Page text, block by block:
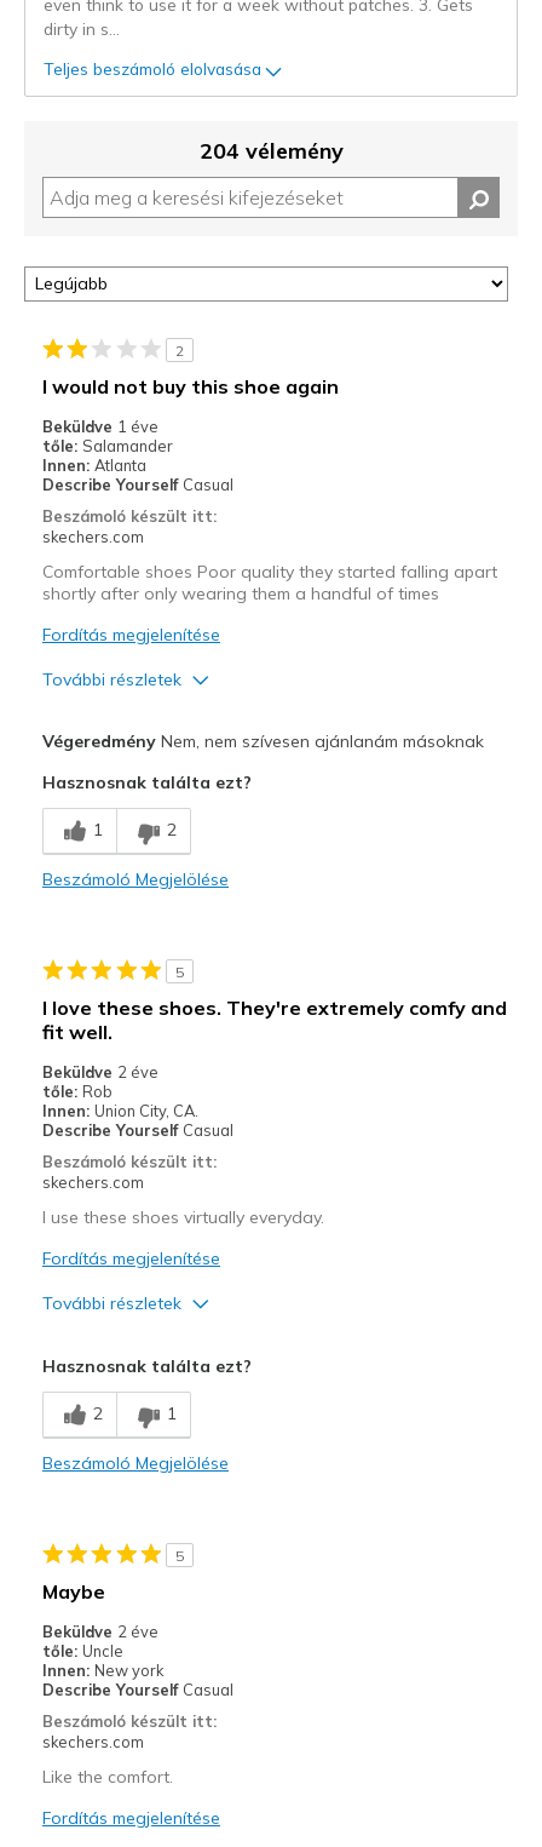
dirty in s
Teljes beszámoló elolvasása
204 vélemény
2
I would not buy this shoe again
Beküldve 1 éve
tőle: Salamander
Innen: Atlanta
Describe Yourself Casual
Beszámoló készült itt:
skechers.com
Comfortable shoes Poor quality they started falling apart
shortly after only wearing them a handful of times
Fordítás megjelenítése
További részletek
Wear Out Quickly
Legjobb használat
Casual Wear
Sizing
VégeredményNem, nem szívesen ajánlanám másoknak
Hasznosnak találta ezt?
1 2
Beszámoló Megjelölése
5
I love these shoes. They're extremely comfy and
fit well.
Beküldve 2 éve
tőle: Rob
Innen: Union City, CA.
Describe Yourself Casual
Beszámoló készült itt:
skechers.com
I use these shoes virtually everyday.
Fordítás megjelenítése
További részletek
Legjobb használat
Casual Wear
Sizing
View On Shoes
Hasznosnak találta ezt?
2 1
Beszámoló Megjelölése
5
Maybe
Beküldve 2 éve
tőle: Uncle
Innen: New york
Describe Yourself Casual
Beszámoló készült itt:
skechers.com
Like the comfort.
Fordítás megjelenítése